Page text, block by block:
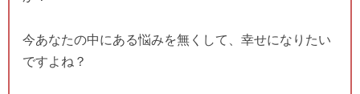
今あなたの中にある悩みを無くして、幸せになりたい
ですよね？